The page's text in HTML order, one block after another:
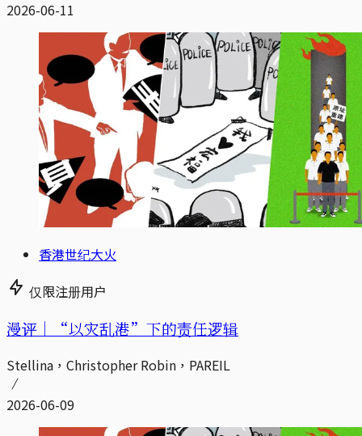
2026-06-11
香港世纪大火
仅限注册用户
漫评｜“以灾乱港”下的责任逻辑
Stellina，Christopher Robin，PAREIL
2026-06-09